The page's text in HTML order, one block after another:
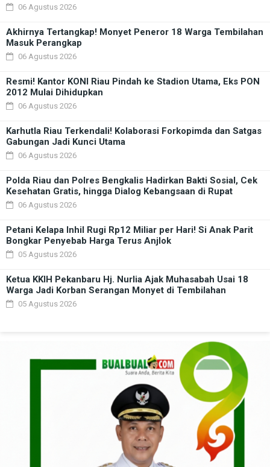
06 Agustus 2026
Akhirnya Tertangkap! Monyet Peneror 18 Warga Tembilahan
Masuk Perangkap
06 Agustus 2026
Resmi! Kantor KONI Riau Pindah ke Stadion Utama, Eks PON
2012 Mulai Dihidupkan
06 Agustus 2026
Karhutla Riau Terkendali! Kolaborasi Forkopimda dan Satgas
Gabungan Jadi Kunci Utama
06 Agustus 2026
Polda Riau dan Polres Bengkalis Hadirkan Bakti Sosial, Cek
Kesehatan Gratis, hingga Dialog Kebangsaan di Rupat
06 Agustus 2026
Petani Kelapa Inhil Rugi Rp12 Miliar per Hari! Si Anak Parit
Bongkar Penyebab Harga Terus Anjlok
05 Agustus 2026
Ketua KKIH Pekanbaru Hj. Nurlia Ajak Muhasabah Usai 18
Warga Jadi Korban Serangan Monyet di Tembilahan
05 Agustus 2026